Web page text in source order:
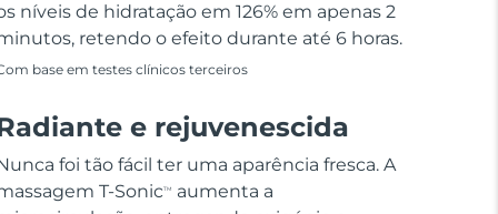
níveis de hidratação em 126% em apenas 2
retendo o efeito durante até 6 horas.
base em testes clínicos terceiros
e rejuvenescida
foi tão fácil ter uma aparência fresca. A
T-SonicTM
aumenta a